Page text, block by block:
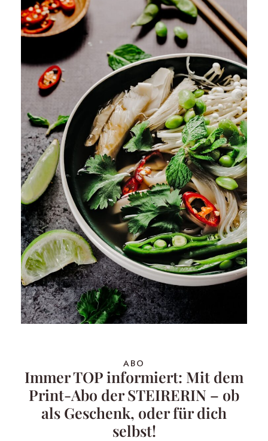
ABO
Immer TOP informiert: Mit dem
Print-Abo der STEIRERIN – ob
als Geschenk, oder für dich
selbst!